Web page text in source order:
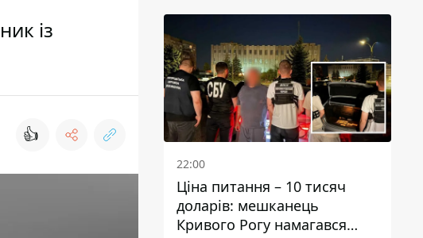
із
👍
22:00
Ціна питання – 10 тисяч
доларів: мешканець
Кривого Рогу намагався